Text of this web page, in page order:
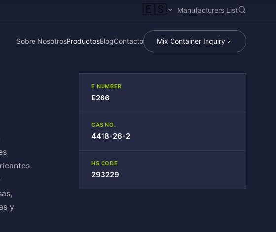
🇪🇸 Manufacturers List
Sobre NosotrosProductosBlogContacto Mix Container Inquiry
y
E NUMBER
E266
CAS NO.
4418-26-2
HS CODE
293229